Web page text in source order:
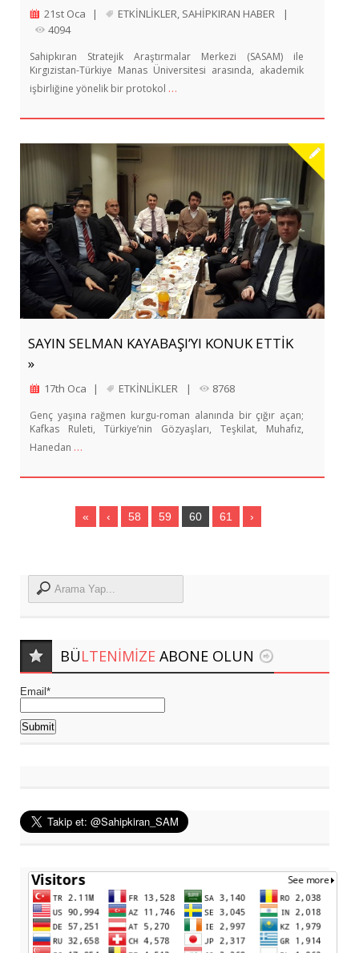
21st Oca | ETKİNLİKLER, SAHİPKIRAN HABER
|
4094
Sahipkıran Stratejik Araştırmalar Merkezi (SASAM) ile
Kırgızistan-Türkiye Manas Üniversitesi arasında, akademik
işbirliğine yönelik bir protokol …
SAYIN SELMAN KAYABAŞI’YI KONUK ETTİK
»
17th Oca | ETKİNLİKLER | 8768
Genç yaşına rağmen kurgu-roman alanında bir çığır açan;
Kafkas Ruleti, Türkiye’nin Gözyaşları, Teşkilat, Muhafız,
Hanedan …
« ‹ 58 59 60 61 ›
BÜLTENIMIZE ABONE OLUN
Email*